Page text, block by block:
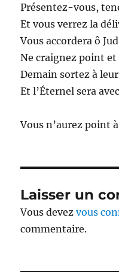
Présentez-vous,
Et vous verrez la
Vous accordera ô
Ne craignez point et
Demain sortez à
Et l’Éternel sera
Vous n’aurez point
Laisser un
Vous devezvous
commentaire.